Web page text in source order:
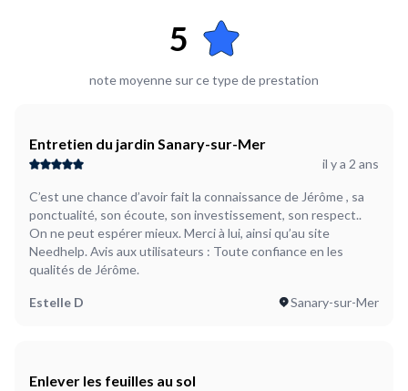
5
note moyenne sur ce type de prestation
Entretien du jardin Sanary-sur-Mer
il y a 2 ans
C’est une chance d’avoir fait la connaissance de Jérôme , sa
ponctualité, son écoute, son investissement, son respect..
On ne peut espérer mieux. Merci à lui, ainsi qu’au site
Needhelp. Avis aux utilisateurs : Toute confiance en les
qualités de Jérôme.
Estelle D Sanary-sur-Mer
Enlever les feuilles au sol